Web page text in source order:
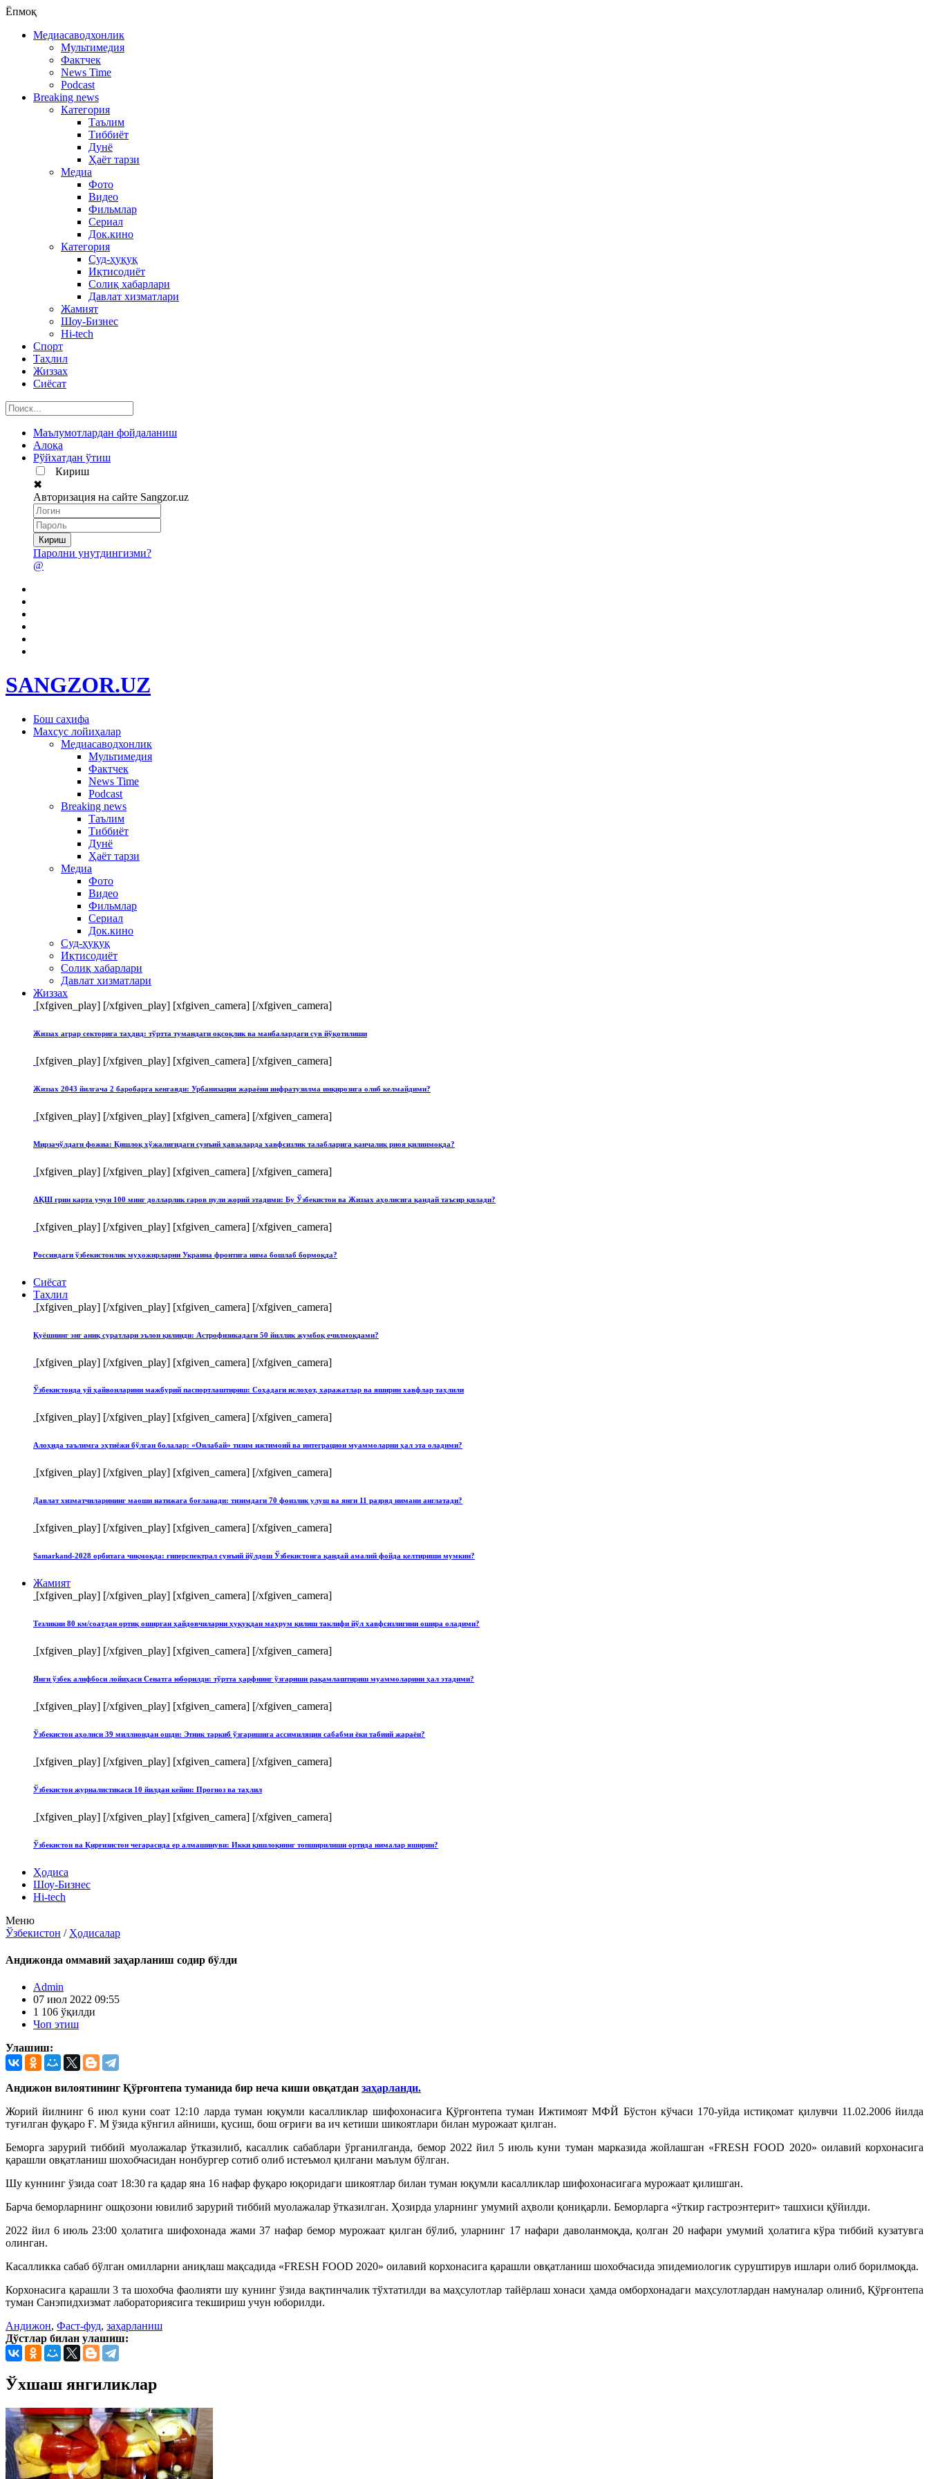
Ёпмоқ
Медиасаводхонлик
Мультимедия
Фактчек
News Time
Podcast
Breaking news
Категория
Таълим
Тиббиёт
Дунё
Ҳаёт тарзи
Медиа
Фото
Видео
Фильмлар
Сериал
Док.кино
Категория
Суд-ҳуқуқ
Иқтисодиёт
Солиқ хабарлари
Давлат хизматлари
Жамият
Шоу-Бизнес
Hi-tech
Спорт
Таҳлил
Жиззах
Сиёсат
Маълумотлардан фойдаланиш
Алоқа
Рўйхатдан ўтиш
Кириш
✖
Авторизация на сайте Sangzor.uz
Паролни унутдингизми?
@
SANGZOR.UZ
Бош саҳифа
Махсус лойиҳалар
Медиасаводхонлик
Мультимедия
Фактчек
News Time
Podcast
Breaking news
Таълим
Тиббиёт
Дунё
Ҳаёт тарзи
Медиа
Фото
Видео
Фильмлар
Сериал
Док.кино
Суд-ҳуқуқ
Иқтисодиёт
Солиқ хабарлари
Давлат хизматлари
Жиззах
[xfgiven_play] [/xfgiven_play] [xfgiven_camera] [/xfgiven_camera]
Жиззах аграр секторига таҳдид: тўртта тумандаги оқсоқлик ва манбалардаги сув йўқотилиши
[xfgiven_play] [/xfgiven_play] [xfgiven_camera] [/xfgiven_camera]
Жиззах 2043 йилгача 2 баробарга кенгаяди: Урбанизация жараёни инфратузилма инқирозига олиб келмайдими?
[xfgiven_play] [/xfgiven_play] [xfgiven_camera] [/xfgiven_camera]
Мирзачўлдаги фожиа: Қишлоқ хўжалигидаги сунъий ҳавзаларда хавфсизлик талабларига қанчалик риоя қилинмоқда?
[xfgiven_play] [/xfgiven_play] [xfgiven_camera] [/xfgiven_camera]
АҚШ грин карта учун 100 минг долларлик гаров пули жорий этадими: Бу Ўзбекистон ва Жиззах аҳолисига қандай таъсир қилади?
[xfgiven_play] [/xfgiven_play] [xfgiven_camera] [/xfgiven_camera]
Россиядаги ўзбекистонлик муҳожирларни Украина фронтига нима бошлаб бормоқда?
Сиёсат
Таҳлил
[xfgiven_play] [/xfgiven_play] [xfgiven_camera] [/xfgiven_camera]
Қуёшнинг энг аниқ суратлари эълон қилинди: Астрофизикадаги 50 йиллик жумбоқ ечилмоқдами?
[xfgiven_play] [/xfgiven_play] [xfgiven_camera] [/xfgiven_camera]
Ўзбекистонда уй ҳайвонларини мажбурий паспортлаштириш: Соҳадаги ислоҳот, харажатлар ва яширин хавфлар таҳлили
[xfgiven_play] [/xfgiven_play] [xfgiven_camera] [/xfgiven_camera]
Алоҳида таълимга эҳтиёжи бўлган болалар: «Оилабай» тизим ижтимоий ва интеграцион муаммоларни ҳал эта оладими?
[xfgiven_play] [/xfgiven_play] [xfgiven_camera] [/xfgiven_camera]
Давлат хизматчиларининг маоши натижага боғланади: тизимдаги 70 фоизлик улуш ва янги 11 разряд нимани англатади?
[xfgiven_play] [/xfgiven_play] [xfgiven_camera] [/xfgiven_camera]
Samarkand-2028 орбитага чиқмоқда: гиперспектрал сунъий йўлдош Ўзбекистонга қандай амалий фойда келтириши мумкин?
Жамият
[xfgiven_play] [/xfgiven_play] [xfgiven_camera] [/xfgiven_camera]
Тезликни 80 км/соатдан ортиқ оширган ҳайдовчиларни ҳуқуқдан маҳрум қилиш таклифи йўл хавфсизлигини ошира оладими?
[xfgiven_play] [/xfgiven_play] [xfgiven_camera] [/xfgiven_camera]
Янги ўзбек алифбоси лойиҳаси Сенатга юборилди: тўртта ҳарфнинг ўзгариши рақамлаштириш муаммоларини ҳал этадими?
[xfgiven_play] [/xfgiven_play] [xfgiven_camera] [/xfgiven_camera]
Ўзбекистон аҳолиси 39 миллиондан ошди: Этник таркиб ўзгаришига ассимиляция сабабми ёки табиий жараён?
[xfgiven_play] [/xfgiven_play] [xfgiven_camera] [/xfgiven_camera]
Ўзбекистон журналистикаси 10 йилдан кейин: Прогноз ва таҳлил
[xfgiven_play] [/xfgiven_play] [xfgiven_camera] [/xfgiven_camera]
Ўзбекистон ва Қирғизистон чегарасида ер алмашинуви: Икки қишлоқнинг топширилиши ортида нималар яширин?
Ҳодиса
Шоу-Бизнес
Hi-tech
Меню
Ўзбекистон / Ҳодисалар
Андижонда оммавий заҳарланиш содир бўлди
Admin
07 июл 2022 09:55
1 106 ўқилди
Чоп этиш
Улашиш:
Андижон вилоятининг Қўрғонтепа туманида бир неча киши овқатдан заҳарланди.
Жорий йилнинг 6 июл куни соат 12:10 ларда туман юқумли касалликлар шифохонасига Қўрғонтепа туман Ижтимоят МФЙ Бўстон кўчаси 170-уйда истиқомат қилувчи 11.02.2006 йилда
туғилган фуқаро Ғ. М ўзида кўнгил айниши, қусиш, бош оғриғи ва ич кетиши шикоятлари билан мурожаат қилган.
Беморга зарурий тиббий муолажалар ўтказилиб, касаллик сабаблари ўрганилганда, бемор 2022 йил 5 июль куни туман марказида жойлашган «FRESH FOOD 2020» оилавий корхонасига
қарашли овқатланиш шохобчасидан нонбyргер сотиб олиб истеъмол қилгани маълум бўлган.
Шу куннинг ўзида соат 18:30 га қадар яна 16 нафар фуқаро юқоридаги шикоятлар билан туман юқумли касалликлар шифохонасигага мурожаат қилишган.
Барча беморларнинг ошқозони ювилиб зарурий тиббий муолажалар ўтказилган. Ҳозирда уларнинг умумий аҳволи қониқарли. Беморларга «ўткир гастроэнтерит» ташхиси қўйилди.
2022 йил 6 июль 23:00 ҳолатига шифохонада жами 37 нафар бемор мурожаат қилган бўлиб, уларнинг 17 нафари даволанмоқда, қолган 20 нафари умумий ҳолатига кўра тиббий кузатувга
олинган.
Касалликка сабаб бўлган омилларни аниқлаш мақсадида «FRESH FOOD 2020» оилавий корхонасига қарашли овқатланиш шохобчасида эпидемиологик суруштирув ишлари олиб борилмоқда.
Корхонасига қарашли 3 та шохобча фаолияти шу кунинг ўзида вақтинчалик тўхтатилди ва маҳсулотлар тайёрлаш хонаси ҳамда омборхонадаги маҳсулотлардан намуналар олиниб, Қўрғонтепа
туман Санэпидхизмат лабораториясига текшириш учун юборилди.
Андижон, Фаст-фуд, заҳарланиш
Дўстлар билан улашиш:
Ўхшаш янгиликлар